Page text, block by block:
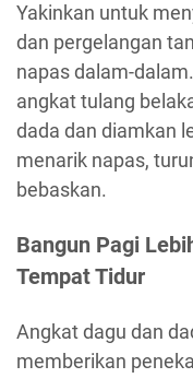
Yakinkan untuk
dan pergelangan
napas dalam-
angkat tulang
dada dan diamkan
menarik napas,
bebaskan.
Bangun Pagi
Tempat Tidur
Angkat dagu dan
memberikan